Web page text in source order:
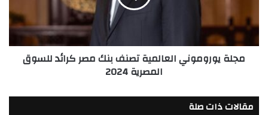
كرائد
للسوق
المصرية
2024مجلة يوروموني العالمية تصنف بنك مصر كرائد للسوق
المصرية 2024
مقالات ذات صلة